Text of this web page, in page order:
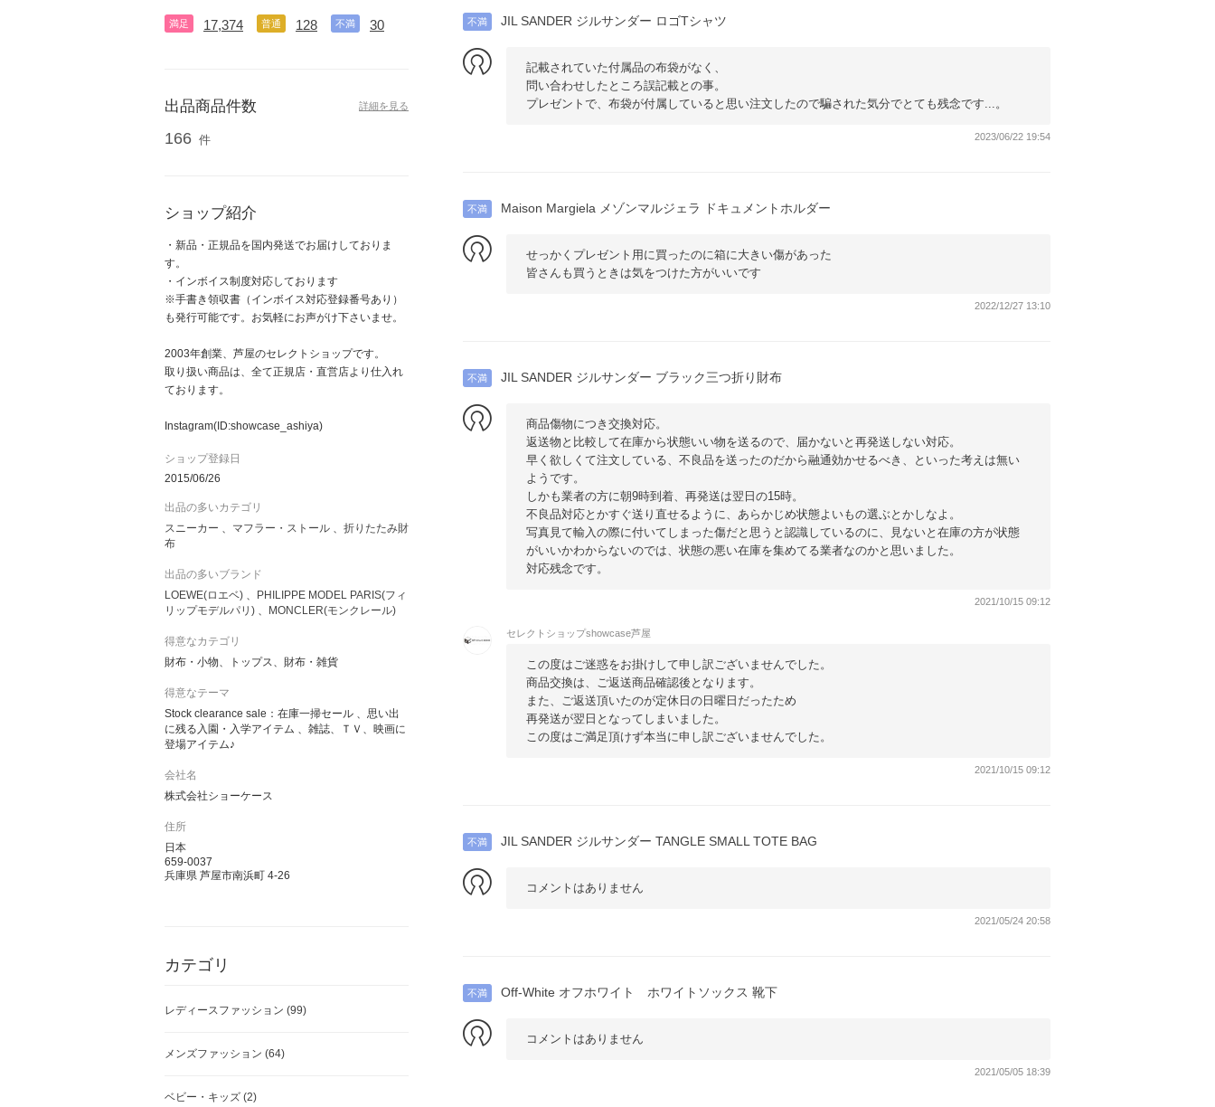
満足 17,374 普通 128 不満 30
出品商品件数 詳細を見る
166 件
ショップ紹介
・新品・正規品を国内発送でお届けしておりま
す。
・インボイス制度対応しております
※手書き領収書（インボイス対応登録番号あり）
も発行可能です。お気軽にお声がけ下さいませ。
2003年創業、芦屋のセレクトショップです。
取り扱い商品は、全て正規店・直営店より仕入れ
ております。
Instagram(ID:showcase_ashiya)
ショップ登録日
2015/06/26
出品の多いカテゴリ
スニーカー
マフラー・ストール
折りたたみ財
布
出品の多いブランド
LOEWE(ロエベ)
PHILIPPE MODEL PARIS(フィ
リップモデルパリ)
MONCLER(モンクレール)
得意なカテゴリ
財布・小物、トップス、財布・雑貨
得意なテーマ
Stock clearance sale：在庫一掃セール 、思い出
に残る入園・入学アイテム 、雑誌、ＴＶ、映画に
登場アイテム♪
会社名
株式会社ショーケース
住所
日本
659-0037
兵庫県 芦屋市南浜町 4-26
カテゴリ
レディースファッション (99)
メンズファッション (64)
ベビー・キッズ (2)
不満 JIL SANDER ジルサンダー ロゴTシャツ
記載されていた付属品の布袋がなく、
問い合わせしたところ誤記載との事。
プレゼントで、布袋が付属していると思い注文したので騙された気分でとても残念です...。
2023/06/22 19:54
不満 Maison Margiela メゾンマルジェラ ドキュメントホルダー
せっかくプレゼント用に買ったのに箱に大きい傷があった
皆さんも買うときは気をつけた方がいいです
2022/12/27 13:10
不満 JIL SANDER ジルサンダー ブラック三つ折り財布
商品傷物につき交換対応。
返送物と比較して在庫から状態いい物を送るので、届かないと再発送しない対応。
早く欲しくて注文している、不良品を送ったのだから融通効かせるべき、といった考えは無い
ようです。
しかも業者の方に朝9時到着、再発送は翌日の15時。
不良品対応とかすぐ送り直せるように、あらかじめ状態よいもの選ぶとかしなよ。
写真見て輸入の際に付いてしまった傷だと思うと認識しているのに、見ないと在庫の方が状態
がいいかわからないのでは、状態の悪い在庫を集めてる業者なのかと思いました。
対応残念です。
2021/10/15 09:12
セレクトショップshowcase芦屋
この度はご迷惑をお掛けして申し訳ございませんでした。
商品交換は、ご返送商品確認後となります。
また、ご返送頂いたのが定休日の日曜日だったため
再発送が翌日となってしまいました。
この度はご満足頂けず本当に申し訳ございませんでした。
2021/10/15 09:12
不満 JIL SANDER ジルサンダー TANGLE SMALL TOTE BAG
コメントはありません
2021/05/24 20:58
不満 Off-White オフホワイト ホワイトソックス 靴下
コメントはありません
2021/05/05 18:39